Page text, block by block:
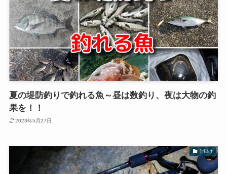
夏の堤防釣りで釣れる魚～昼は数釣り、夜は大物の釣
果を！！
2023年5月27日
仕掛け